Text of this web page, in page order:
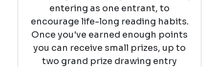
entering as one entrant, to
encourage life-long reading habits.
Once you've earned enough points
you can receive small prizes, up to
two grand prize drawing entry